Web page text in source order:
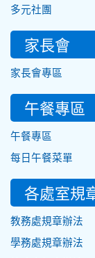
多元社團
家長會
家長會專區
午餐專區
午餐專區
每日午餐菜單
各處室規
教務處規章辦法
學務處規章辦法